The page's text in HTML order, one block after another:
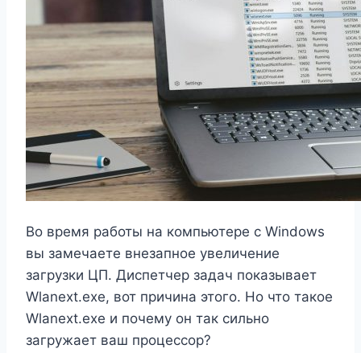
Во время работы на компьютере с Windows
вы замечаете внезапное увеличение
загрузки ЦП. Диспетчер задач показывает
Wlanext.exe, вот причина этого. Но что такое
Wlanext.exe и почему он так сильно
загружает ваш процессор?